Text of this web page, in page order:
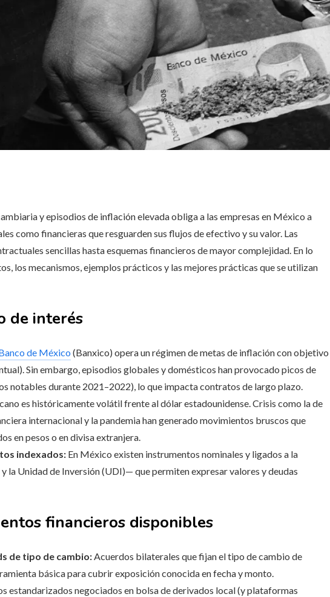
y episodios de inflación elevada obliga a las empresas en México a
como financieras que resguarden sus flujos de efectivo y su valor. Las
sencillas hasta esquemas financieros de mayor complejidad. En lo
los mecanismos, ejemplos prácticos y las mejores prácticas que se utilizan
de interés
de México (Banxico) opera un régimen de metas de inflación con objetivo
Sin embargo, episodios globales y domésticos han provocado picos de
notables durante 2021–2022), lo que impacta contratos de largo plazo.
es históricamente volátil frente al dólar estadounidense. Crisis como la de
internacional y la pandemia han generado movimientos bruscos que
en pesos o en divisa extranjera.
indexados: En México existen instrumentos nominales y ligados a la
la Unidad de Inversión (UDI)— que permiten expresar valores y deudas
financieros disponibles
de tipo de cambio:Acuerdos bilaterales que fijan el tipo de cambio de
básica para cubrir exposición conocida en fecha y monto.
estandarizados negociados en bolsa de derivados local (y plataformas